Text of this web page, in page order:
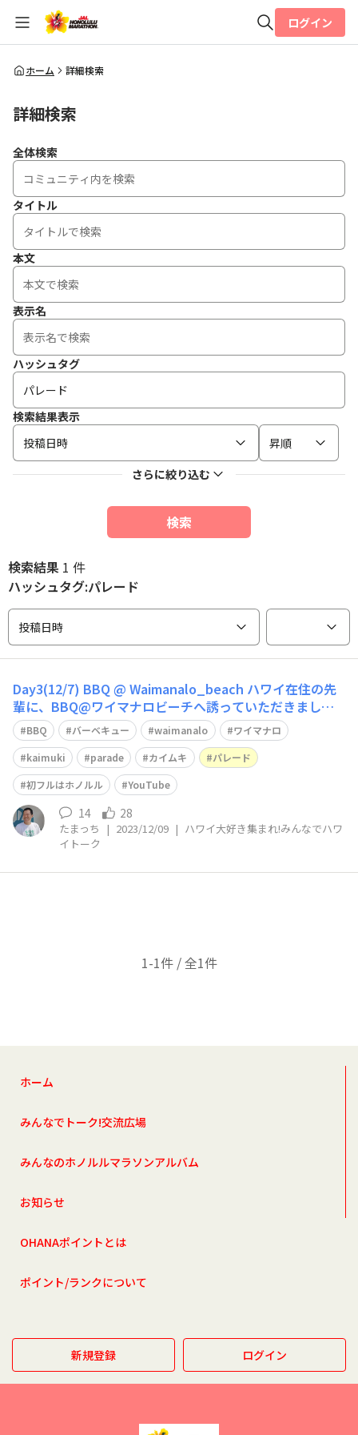
全体検索
ログイン
ホーム 詳細検索
詳細検索
全体検索
タイトル
本文
表示名
ハッシュタグ
検索結果表示
投稿日時
昇順
さらに絞り込む
検索
検索結果 1 件
ハッシュタグ:パレード
投稿日時
Day3(12/7) BBQ @ Waimanalo_beach ハワイ在住の先
輩に、BBQ@ワイマナロビーチへ誘っていただきました
♥️ からの、Kaimuki Parade見学♥️ からの、No’1 of India
n Restaurant in Hawaii にて夕食🤙 神様🙏ありがとうご
ざ
BBQ バーベキュー waimanalo
ワイマナロ
kaimuki
parade カイムキ
パレード
初フルはホノルル
YouTube
14 28
たまっち | 2023/12/09 | ハワイ大好き集まれ!みんなでハワ
イトーク
1-1件 / 全1件
ホーム
みんなでトーク!交流広場
みんなのホノルルマラソンアルバム
お知らせ
OHANAポイントとは
ポイント/ランクについて
新規登録 ログイン